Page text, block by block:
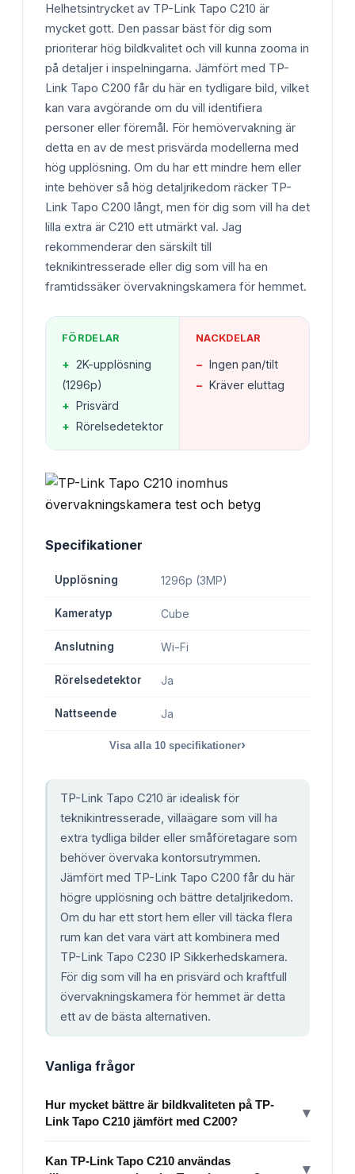
Helhetsintrycket av TP-Link Tapo C210 är
mycket gott. Den passar bäst för dig som
prioriterar hög bildkvalitet och vill kunna zooma in
på detaljer i inspelningarna. Jämfört med TP-
Link Tapo C200 får du här en tydligare bild, vilket
kan vara avgörande om du vill identifiera
personer eller föremål. För hemövervakning är
detta en av de mest prisvärda modellerna med
hög upplösning. Om du har ett mindre hem eller
inte behöver så hög detaljrikedom räcker TP-
Link Tapo C200 långt, men för dig som vill ha det
lilla extra är C210 ett utmärkt val. Jag
rekommenderar den särskilt till
teknikintresserade eller dig som vill ha en
framtidssäker övervakningskamera för hemmet.
FÖRDELAR
+ 2K-upplösning
(1296p)
+ Prisvärd
+ Rörelsedetektor
NACKDELAR
− Ingen pan/tilt
− Kräver eluttag
Specifikationer
Upplösning 1296p (3MP)
Kameratyp Cube
Anslutning Wi-Fi
Rörelsedetektor Ja
Nattseende Ja
Visa alla 10 specifikationer›
TP-Link Tapo C210 är idealisk för
teknikintresserade, villaägare som vill ha
extra tydliga bilder eller småföretagare som
behöver övervaka kontorsutrymmen.
Jämfört med TP-Link Tapo C200 får du här
högre upplösning och bättre detaljrikedom.
Om du har ett stort hem eller vill täcka flera
rum kan det vara värt att kombinera med
TP-Link Tapo C230 IP Sikkerhedskamera.
För dig som vill ha en prisvärd och kraftfull
övervakningskamera för hemmet är detta
ett av de bästa alternativen.
Vanliga frågor
Hur mycket bättre är bildkvaliteten på TP-
Link Tapo C210 jämfört med C200?
▾
Kan TP-Link Tapo C210 användas
▾